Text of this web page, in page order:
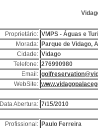
Proprietário: VMPS - Águas e
Morada:
Parque de Vidago,
Cidade: Vidago
Telefone: 276990980
Email:
WebSite:
Data Abertura: 7/15/2010
Profissional: Paulo Ferreira